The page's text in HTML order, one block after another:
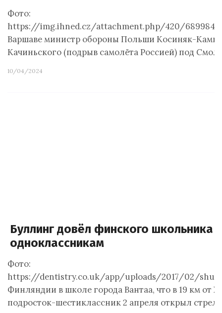
Фото:
https://img.ihned.cz/attachment.php/420/68998420/
Варшаве министр обороны Польши Косиняк-Камыш
Качиньского (подрыв самолёта Россией) под
10/04/2024
Буллинг довёл финского школьника
одноклассникам
Фото:
https://dentistry.co.uk/app/uploads/2017/02/
Финляндии в школе города Вантаа, что в 19 км от
подросток-шестиклассник 2 апреля открыл